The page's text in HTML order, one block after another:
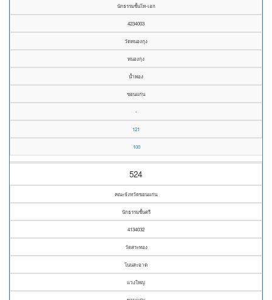
นักธรรมชั้นโท-เอก
4234003
วัดหนองกุง
หนองกุง
น้ำพอง
ขอนแก่น
-
121
100
524
คณะจังหวัดขอนแก่น
นักธรรมชั้นตรี
4134032
วัดสระทอง
โนนสะอาด
แวงใหญ่